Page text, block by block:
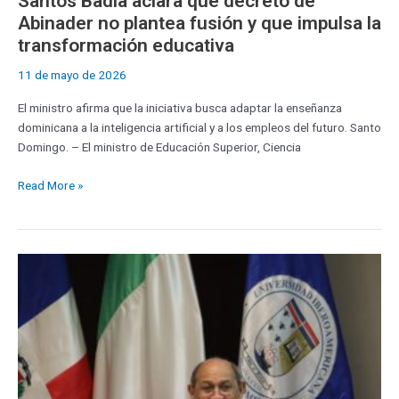
Abinader no plantea fusión y que impulsa la
transformación educativa
11 de mayo de 2026
El ministro afirma que la iniciativa busca adaptar la enseñanza
dominicana a la inteligencia artificial y a los empleos del futuro. Santo
Domingo. – El ministro de Educación Superior, Ciencia
Read More »
señala
que
universidades
deben